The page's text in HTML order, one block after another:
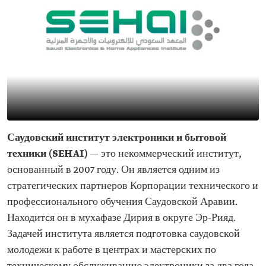
Саудовский институт электроники и бытовой
техники (SEHAI) — это некоммерческий институт,
основанный в 2007 году. Он является одним из
стратегических партнеров Корпорации технического и
профессионального обучения Саудовской Аравии.
Находится он в мухафазе Дирия в округе Эр-Рияд.
Задачей института является подготовка саудовской
молодежи к работе в центрах и мастерских по